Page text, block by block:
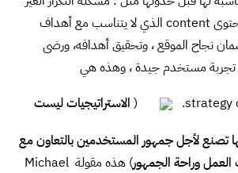
مبرر و التشويش أو المحتوى content الذي لا يتناسب مع أهداف
نجاح الموقع ، وتحقيق أهدافه، ورضى
مستخدم جيدة ، وهذه هي
( الاستراتيجيات ليست
تصنع لأجل جمهور المستخدمين بالتعاون مع
وراحة الجمهور) هذه مقولة Michael